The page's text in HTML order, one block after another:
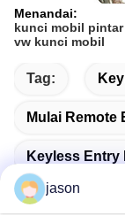
Menandai:
kunci mobil pintar
vw kunci mobil
Tag:
Mulai Remote
Keyless Entry
jason